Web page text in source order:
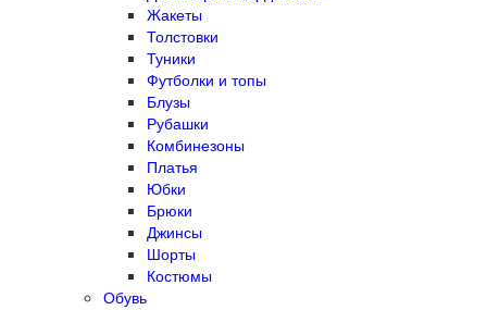
Жакеты
Толстовки
Туники
Футболки и топы
Блузы
Рубашки
Комбинезоны
Платья
Юбки
Брюки
Джинсы
Шорты
Костюмы
Обувь